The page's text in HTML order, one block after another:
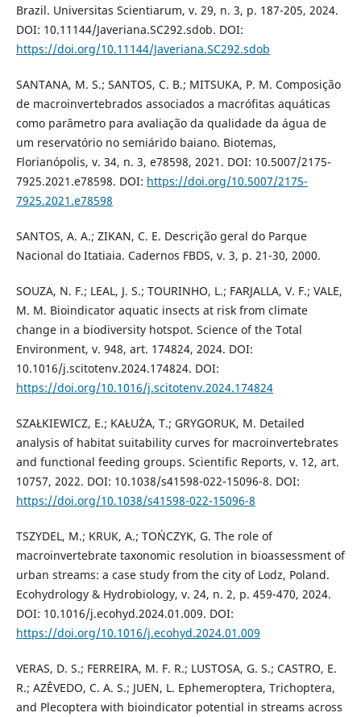
Brazil. Universitas Scientiarum, v. 29, n. 3, p. 187-205, 2024.
DOI: 10.11144/Javeriana.SC292.sdob. DOI:
https://doi.org/10.11144/Javeriana.SC292.sdob
SANTANA, M. S.; SANTOS, C. B.; MITSUKA, P. M. Composição
de macroinvertebrados associados a macrófitas aquáticas
como parâmetro para avaliação da qualidade da água de
um reservatório no semiárido baiano. Biotemas,
Florianópolis, v. 34, n. 3, e78598, 2021. DOI: 10.5007/2175-
7925.2021.e78598. DOI: https://doi.org/10.5007/2175-
7925.2021.e78598
SANTOS, A. A.; ZIKAN, C. E. Descrição geral do Parque
Nacional do Itatiaia. Cadernos FBDS, v. 3, p. 21-30, 2000.
SOUZA, N. F.; LEAL, J. S.; TOURINHO, L.; FARJALLA, V. F.; VALE,
M. M. Bioindicator aquatic insects at risk from climate
change in a biodiversity hotspot. Science of the Total
Environment, v. 948, art. 174824, 2024. DOI:
10.1016/j.scitotenv.2024.174824. DOI:
https://doi.org/10.1016/j.scitotenv.2024.174824
SZAŁKIEWICZ, E.; KAŁUŻA, T.; GRYGORUK, M. Detailed
analysis of habitat suitability curves for macroinvertebrates
and functional feeding groups. Scientific Reports, v. 12, art.
10757, 2022. DOI: 10.1038/s41598-022-15096-8. DOI:
https://doi.org/10.1038/s41598-022-15096-8
TSZYDEL, M.; KRUK, A.; TOŃCZYK, G. The role of
macroinvertebrate taxonomic resolution in bioassessment of
urban streams: a case study from the city of Lodz, Poland.
Ecohydrology & Hydrobiology, v. 24, n. 2, p. 459-470, 2024.
DOI: 10.1016/j.ecohyd.2024.01.009. DOI:
https://doi.org/10.1016/j.ecohyd.2024.01.009
VERAS, D. S.; FERREIRA, M. F. R.; LUSTOSA, G. S.; CASTRO, E.
R.; AZÊVEDO, C. A. S.; JUEN, L. Ephemeroptera, Trichoptera,
and Plecoptera with bioindicator potential in streams across